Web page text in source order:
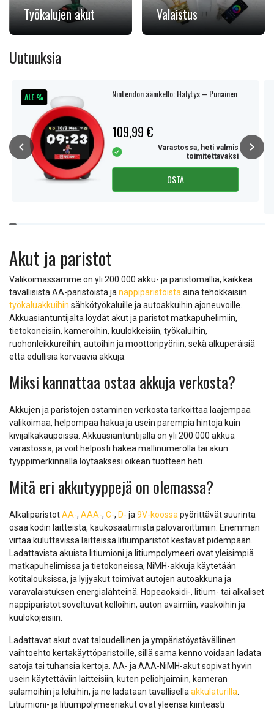
Työkalujen akut Valaistus
Uutuuksia
ALE % Nintendon äänikello: Hälytys – Punainen
109,99 €
Varastossa, heti valmis
toimitettavaksi
OSTA
of
15
Akut ja paristot
Valikoimassamme on yli 200 000 akku- ja paristomallia, kaikkea
tavallisista AA-paristoista ja nappiparistoista aina tehokkaisiin
työkaluakkuihin sähkötyökaluille ja autoakkuihin ajoneuvoille.
Akkuasiantuntijalta löydät akut ja paristot matkapuhelimiin,
tietokoneisiin, kameroihin, kuulokkeisiin, työkaluihin,
ruohonleikkureihin, autoihin ja moottoripyöriin, sekä alkuperäisiä
että edullisia korvaavia akkuja.
Miksi kannattaa ostaa akkuja verkosta?
Akkujen ja paristojen ostaminen verkosta tarkoittaa laajempaa
valikoimaa, helpompaa hakua ja usein parempia hintoja kuin
kivijalkakaupoissa. Akkuasiantuntijalla on yli 200 000 akkua
varastossa, ja voit helposti hakea mallinumerolla tai akun
tyyppimerkinnällä löytääksesi oikean tuotteen heti.
Mitä eri akkutyyppejä on olemassa?
AlkaliparistotAA-, AAA-, C-, D- ja 9V-koossa pyörittävät suurinta
osaa kodin laitteista, kaukosäätimistä palovaroittimiin. Enemmän
virtaa kuluttavissa laitteissa litiumparistot kestävät pidempään.
Ladattavista akuista litiumioni ja litiumpolymeeri ovat yleisimpiä
matkapuhelimissa ja tietokoneissa, NiMH-akkuja käytetään
kotitalouksissa, ja lyijyakut toimivat autojen autoakkuna ja
varavalaistuksen energialähteinä. Hopeaoksidi-, litium- tai alkaliset
nappiparistot soveltuvat kelloihin, auton avaimiin, vaakoihin ja
kuulokojeisiin.
Ladattavat akut ovat taloudellinen ja ympäristöystävällinen
vaihtoehto kertakäyttöparistoille, sillä sama kenno voidaan ladata
satoja tai tuhansia kertoja. AA- ja AAA-NiMH-akut sopivat hyvin
usein käytettäviin laitteisiin, kuten peliohjaimiin, kameran
salamoihin ja leluihin, ja ne ladataan tavallisella akkulaturilla
Litiumioni- ja litiumpolymeeriakut ovat yleensä kiinteästi